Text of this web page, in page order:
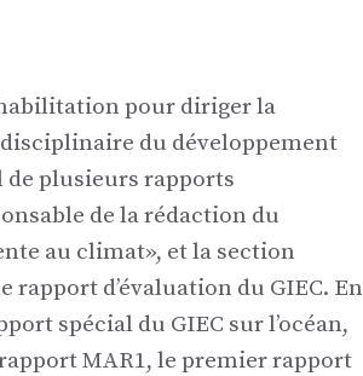
pour diriger la
du développement
de plusieurs rapports
de la rédaction du
au climat», et la section
d’évaluation du GIEC. En
spécial du GIEC sur l’océan,
MAR1, le premier rapport